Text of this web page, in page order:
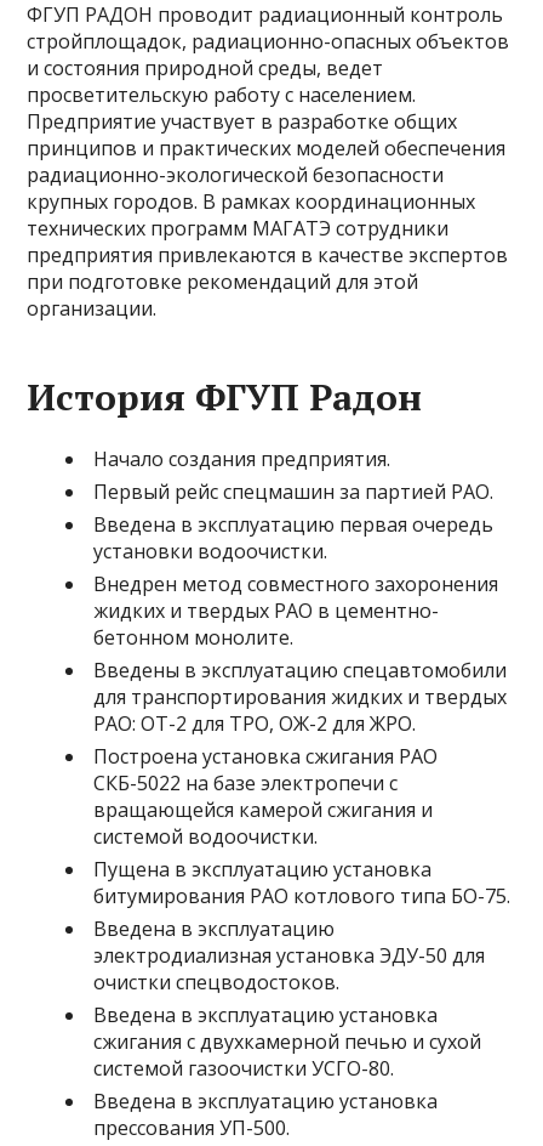
ФГУП РАДОН проводит радиационный контроль
стройплощадок, радиационно-опасных объектов
и состояния природной среды, ведет
просветительскую работу с населением.
Предприятие участвует в разработке общих
принципов и практических моделей обеспечения
радиационно-экологической безопасности
крупных городов. В рамках координационных
технических программ МАГАТЭ сотрудники
предприятия привлекаются в качестве экспертов
при подготовке рекомендаций для этой
организации.
История ФГУП Радон
Начало создания предприятия.
Первый рейс спецмашин за партией РАО.
Введена в эксплуатацию первая очередь
установки водоочистки.
Внедрен метод совместного захоронения
жидких и твердых РАО в цементно-
бетонном монолите.
Введены в эксплуатацию спецавтомобили
для транспортирования жидких и твердых
РАО: ОТ-2 для ТРО, ОЖ-2 для ЖРО.
Построена установка сжигания РАО
СКБ-5022 на базе электропечи с
вращающейся камерой сжигания и
системой водоочистки.
Пущена в эксплуатацию установка
битумирования РАО котлового типа БО-75.
Введена в эксплуатацию
электродиализная установка ЭДУ-50 для
очистки спецводостоков.
Введена в эксплуатацию установка
сжигания с двухкамерной печью и сухой
системой газоочистки УСГО-80.
Введена в эксплуатацию установка
прессования УП-500.